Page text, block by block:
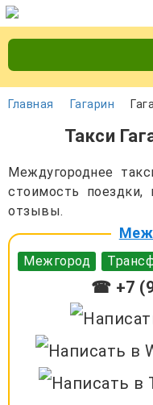
Главная Гагарин
Такси
Междугороднее
стоимость поездки,
отзывы.
Межгород
☎ +7